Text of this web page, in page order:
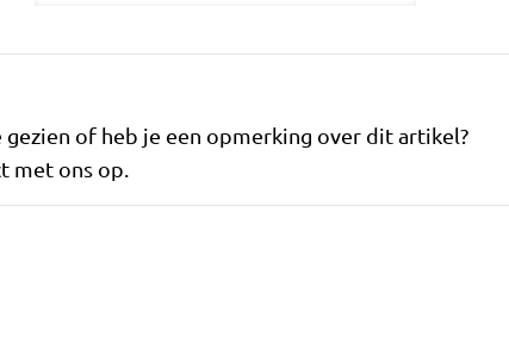
of heb je een opmerking over dit artikel?
met ons op.